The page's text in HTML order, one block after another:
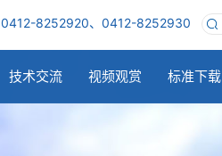
0412-8252920、0412-8252930
技术交流 视频观赏 标准下载